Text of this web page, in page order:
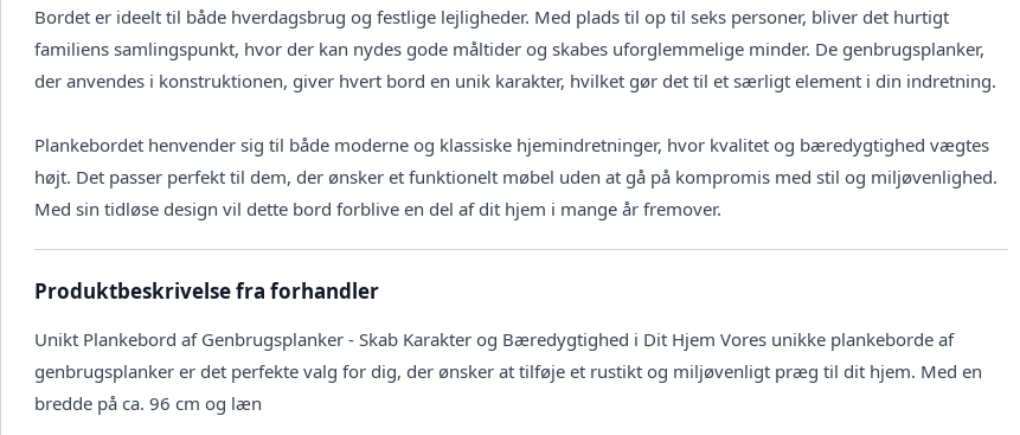
Bordet er ideelt til både hverdagsbrug og festlige lejligheder. Med plads til op til seks personer, bliver det hurtigt
familiens samlingspunkt, hvor der kan nydes gode måltider og skabes uforglemmelige minder. De genbrugsplanker,
der anvendes i konstruktionen, giver hvert bord en unik karakter, hvilket gør det til et særligt element i din indretning.
Plankebordet henvender sig til både moderne og klassiske hjemindretninger, hvor kvalitet og bæredygtighed vægtes
højt. Det passer perfekt til dem, der ønsker et funktionelt møbel uden at gå på kompromis med stil og miljøvenlighed.
Med sin tidløse design vil dette bord forblive en del af dit hjem i mange år fremover.
Produktbeskrivelse fra forhandler
Unikt Plankebord af Genbrugsplanker - Skab Karakter og Bæredygtighed i Dit Hjem Vores unikke plankeborde af
genbrugsplanker er det perfekte valg for dig, der ønsker at tilføje et rustikt og miljøvenligt præg til dit hjem. Med en
bredde på ca. 96 cm og læn